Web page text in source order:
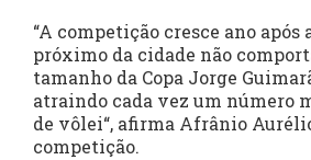
“A competição cresce ano após
próximo da cidade não
tamanho da Copa Jorge
atraindo cada vez um número
de vôlei“, afirma Afrânio
competição.